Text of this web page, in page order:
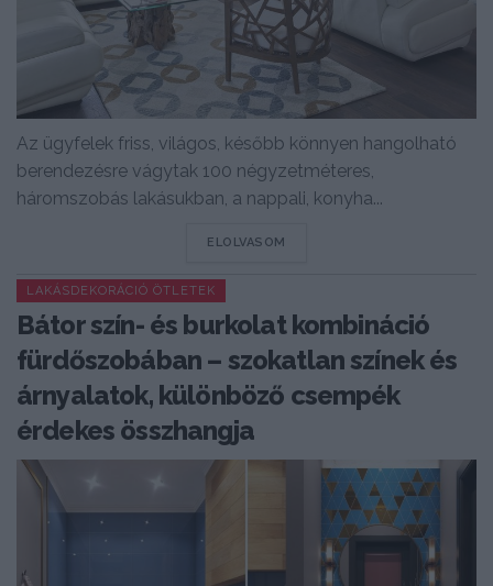
Az ügyfelek friss, világos, később könnyen hangolható
berendezésre vágytak 100 négyzetméteres,
háromszobás lakásukban, a nappali, konyha...
ELOLVASOM
LAKÁSDEKORÁCIÓ ÖTLETEK
Bátor szín- és burkolat kombináció
fürdőszobában – szokatlan színek és
árnyalatok, különböző csempék
érdekes összhangja